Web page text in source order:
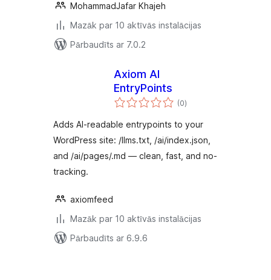
MohammadJafar Khajeh
Mazāk par 10 aktīvās instalācijas
Pārbaudīts ar 7.0.2
Axiom AI
EntryPoints
(0vērtējumu
kopsumma
)
Adds AI-readable entrypoints to your
WordPress site: /llms.txt, /ai/index.json,
and /ai/pages/.md — clean, fast, and no-
tracking.
axiomfeed
Mazāk par 10 aktīvās instalācijas
Pārbaudīts ar 6.9.6